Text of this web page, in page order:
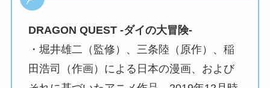
DRAGON QUEST -ダイの大冒険-
・堀井雄二（監修）、三条陸（原作）、稲
田浩司（作画）による日本の漫画、および